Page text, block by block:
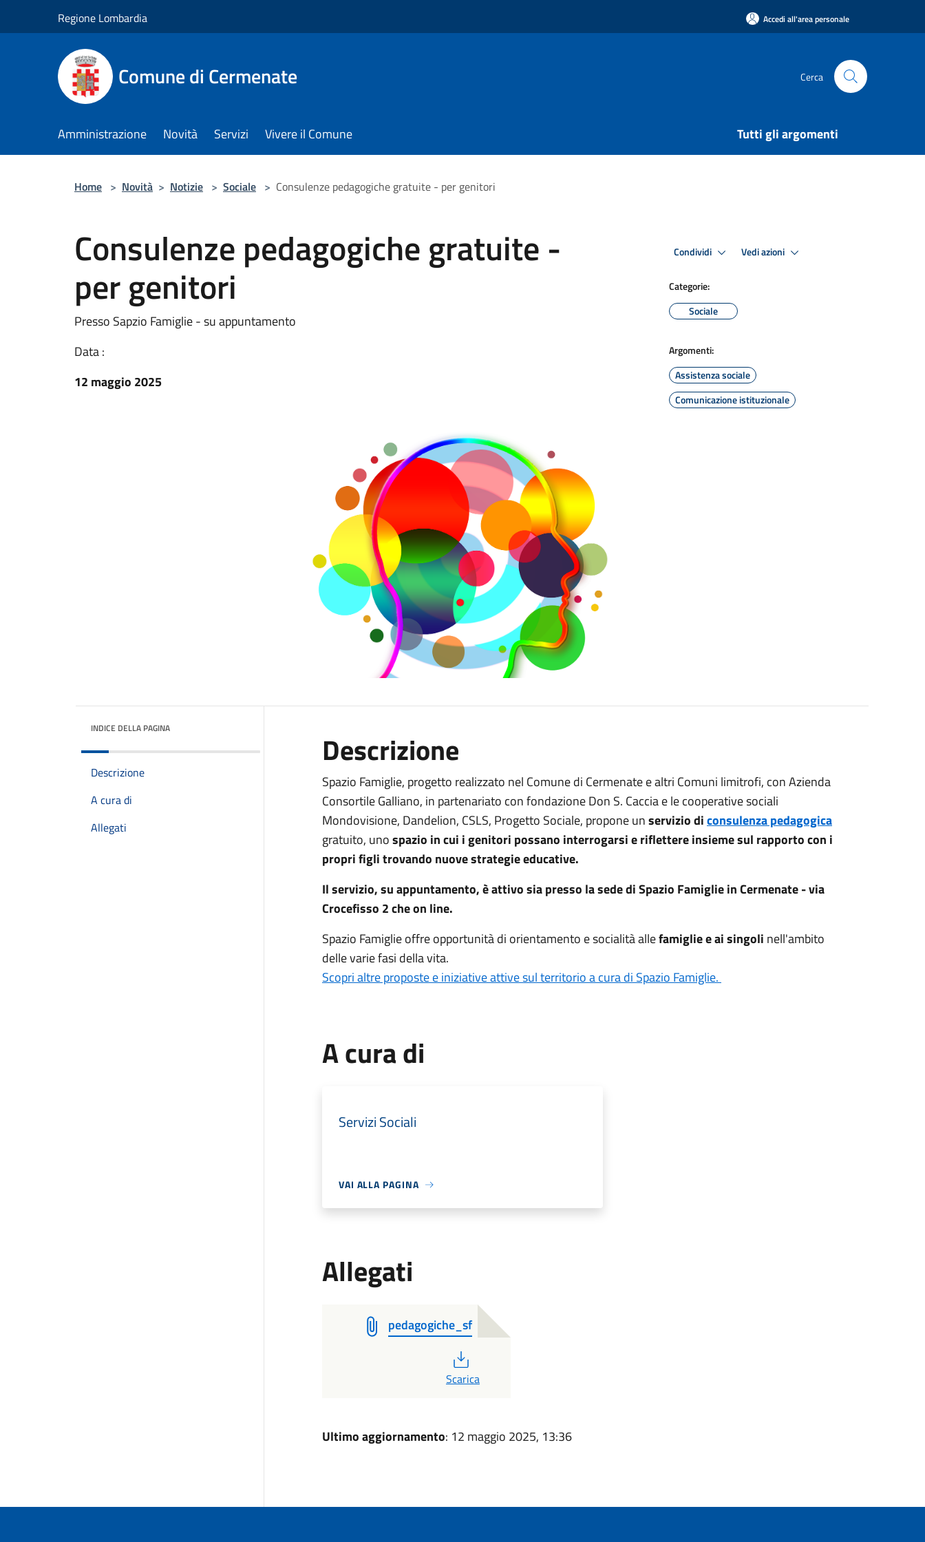
Regione Lombardia Accedi all'area personale
Comune di Cermenate Cerca
Amministrazione Novità Servizi Vivere il Comune Tutti gli argomenti
Home > Novità > Notizie > Sociale > Consulenze pedagogiche gratuite - per genitori
Consulenze pedagogiche gratuite -
per genitori
Presso Sapzio Famiglie - su appuntamento
Data :
12 maggio 2025
Condividi Vedi azioni
Categorie:
Sociale
Argomenti:
Assistenza sociale
Comunicazione istituzionale
INDICE DELLA PAGINA
Descrizione
A cura di
Allegati
Descrizione
Spazio Famiglie, progetto realizzato nel Comune di Cermenate e altri Comuni limitrofi, con Azienda
Consortile Galliano, in partenariato con fondazione Don S. Caccia e le cooperative sociali
Mondovisione, Dandelion, CSLS, Progetto Sociale, propone unservizio diconsulenza pedagogica
gratuito, unospazio in cui i genitori possano interrogarsi e riflettere insieme sul rapporto con i
propri figli trovando nuove strategie educative.
Il servizio, su appuntamento, è attivo sia presso la sede di Spazio Famiglie in Cermenate - via
Crocefisso 2 che on line.
Spazio Famiglie offre opportunità di orientamento e socialità allefamiglie e ai singoli nell'ambito
delle varie fasi della vita.
Scopri altre proposte e iniziative attive sul territorio a cura di Spazio Famiglie.
A cura di
Servizi Sociali
VAI ALLA PAGINA
Allegati
pedagogiche_sf
Scarica
Ultimo aggiornamento: 12 maggio 2025, 13:36